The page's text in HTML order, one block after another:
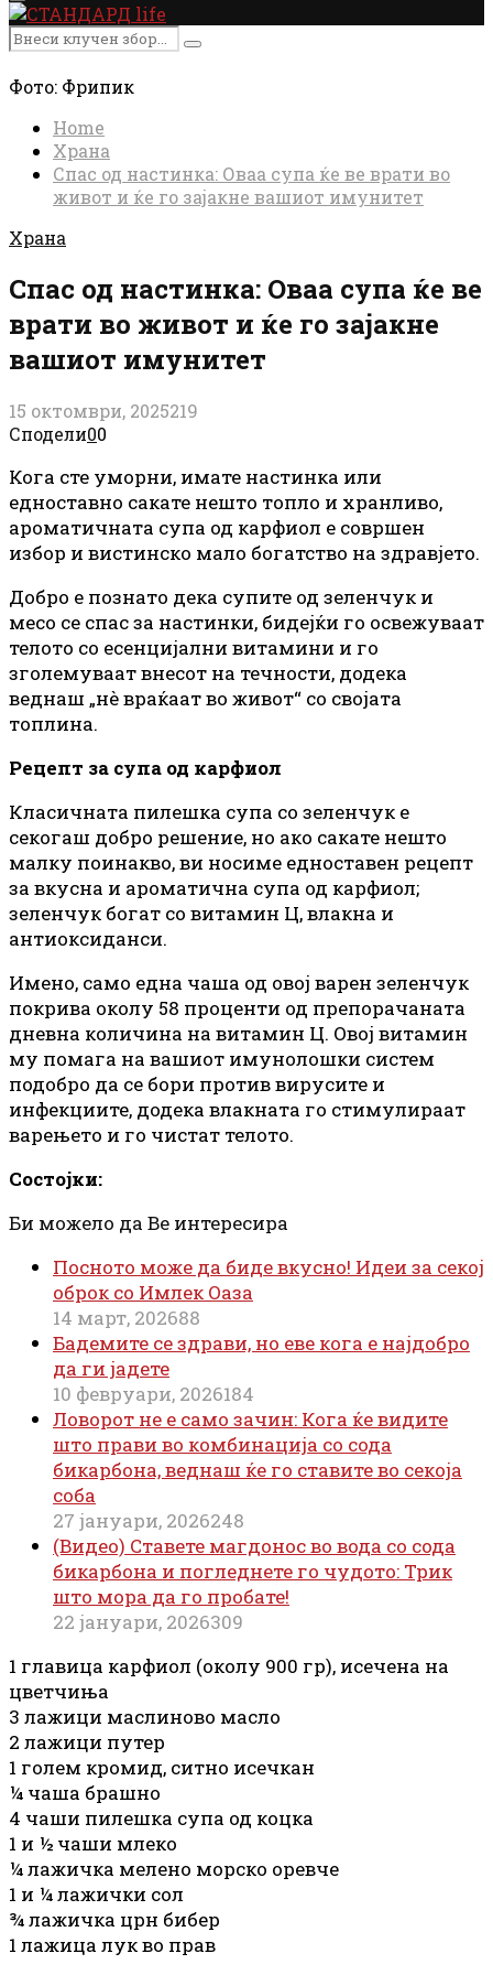
Primary
Menu
Search
for:
Search
Фото: Фрипик
Home
Храна
Спас од настинка: Оваа супа ќе ве врати во
живот и ќе го зајакне вашиот имунитет
Храна
Спас од настинка: Оваа супа ќе ве
врати во живот и ќе го зајакне
вашиот имунитет
15 октомври, 2025219
Сподели00
Кога сте уморни, имате настинка или
едноставно сакате нешто топло и хранливо,
ароматичната супа од карфиол е совршен
избор и вистинско мало богатство на здравјето.
Добро е познато дека супите од зеленчук и
месо се спас за настинки, бидејќи го освежуваат
телото со есенцијални витамини и го
зголемуваат внесот на течности, додека
веднаш „нè враќаат во живот“ со својата
топлина.
Рецепт за супа од карфиол
Класичната пилешка супа со зеленчук е
секогаш добро решение, но ако сакате нешто
малку поинакво, ви носиме едноставен рецепт
за вкусна и ароматична супа од карфиол;
зеленчук богат со витамин Ц, влакна и
антиоксиданси.
Имено, само една чаша од овој варен зеленчук
покрива околу 58 проценти од препорачаната
дневна количина на витамин Ц. Овој витамин
му помага на вашиот имунолошки систем
подобро да се бори против вирусите и
инфекциите, додека влакната го стимулираат
варењето и го чистат телото.
Состојки:
Би можело да Ве интересира
Посното може да биде вкусно! Идеи за секој
оброк со Имлек Оаза
14 март, 202688
Бадемите се здрави, но еве кога е најдобро
да ги јадете
10 февруари, 2026184
Ловорот не е само зачин: Кога ќе видите
што прави во комбинација со сода
бикарбона, веднаш ќе го ставите во секоја
соба
27 јануари, 2026248
(Видео) Ставете магдонос во вода со сода
бикарбона и погледнете го чудото: Трик
што мора да го пробате!
22 јануари, 2026309
1 главица карфиол (околу 900 гр), исечена на
цветчиња
3 лажици маслиново масло
2 лажици путер
1 голем кромид, ситно исечкан
¼ чаша брашно
4 чаши пилешка супа од коцка
1 и ½ чаши млеко
¼ лажичка мелено морско оревче
1 и ¼ лажички сол
¾ лажичка црн бибер
1 лажица лук во прав